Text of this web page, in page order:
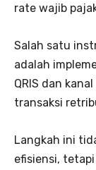
rate wajib
Salah satu
adalah
QRIS dan
transaksi
Langkah ini
efisiensi,